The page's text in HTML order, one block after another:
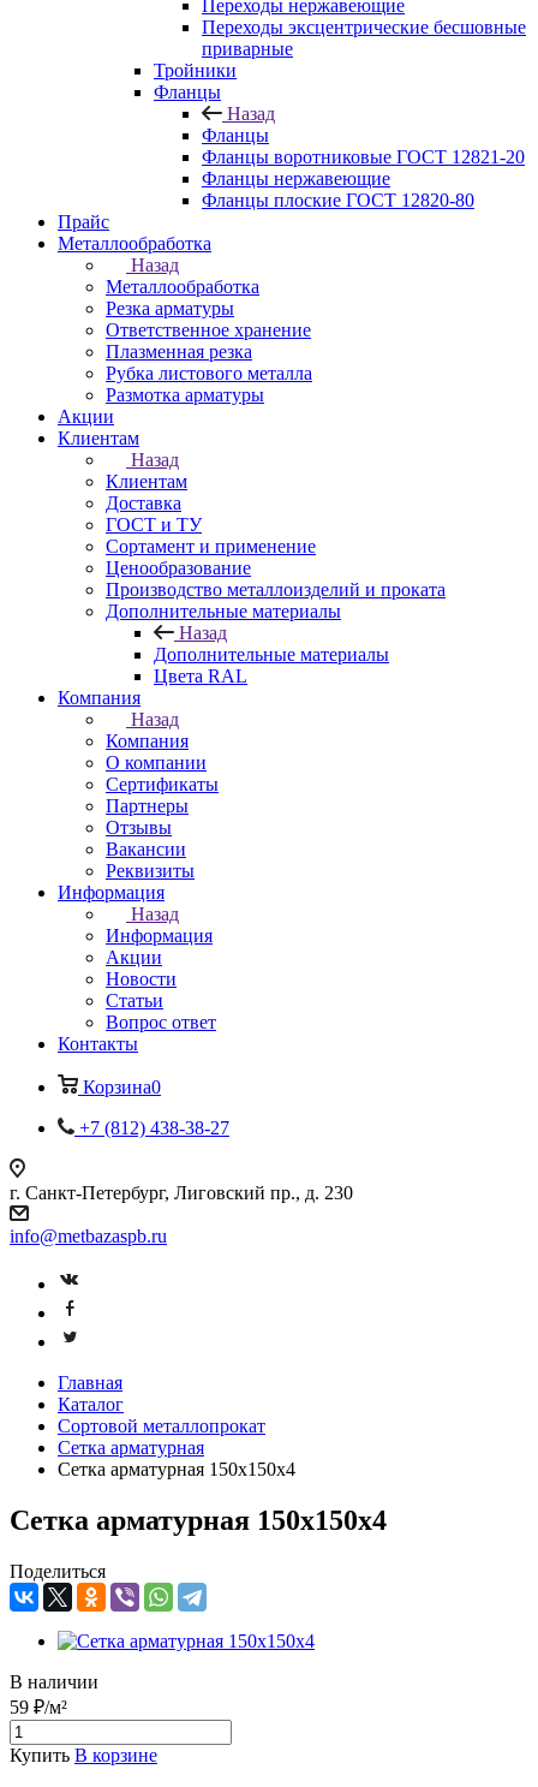
Переходы нержавеющие
Переходы эксцентрические бесшовные
приварные
Тройники
Фланцы
Назад
Фланцы
Фланцы воротниковые ГОСТ 12821-20
Фланцы нержавеющие
Фланцы плоские ГОСТ 12820-80
Прайс
Металлообработка
Назад
Металлообработка
Резка арматуры
Ответственное хранение
Плазменная резка
Рубка листового металла
Размотка арматуры
Акции
Клиентам
Назад
Клиентам
Доставка
ГОСТ и ТУ
Сортамент и применение
Ценообразование
Производство металлоизделий и проката
Дополнительные материалы
Назад
Дополнительные материалы
Цвета RAL
Компания
Назад
Компания
О компании
Сертификаты
Партнеры
Отзывы
Вакансии
Реквизиты
Информация
Назад
Информация
Акции
Новости
Статьи
Вопрос ответ
Контакты
Корзина0
+7 (812) 438-38-27
г. Санкт-Петербург, Лиговский пр., д. 230
info@metbazaspb.ru
Главная
Каталог
Сортовой металлопрокат
Сетка арматурная
Сетка арматурная 150х150х4
Сетка арматурная 150х150х4
Поделиться
В наличии
59 ₽/м²
Купить В корзине